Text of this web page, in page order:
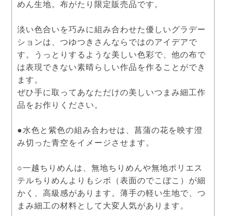
めん生地。布がたり限定販売品です。
淡い色合いを巧みに組み合わせた優しいグラデー
ションは、つゆつきさんならではのアイデアで
す。うっとりするような美しい色彩で、他の布で
は表現できない素晴らしい作品を作ることができ
ます。
ぜひ手に取ってあなただけの美しいつまみ細工作
品をお作りください。
●水色と紫色の組み合わせは、菖蒲の花を映す澄
み切った青空をイメージさせます。
○一越ちりめんは、無地ちりめんや無地ポリエス
テルちりめんよりもシボ（表面のでこぼこ）が細
かく、高級感があります。薄手の軽い生地で、つ
まみ細工の材料として大変人気があります。